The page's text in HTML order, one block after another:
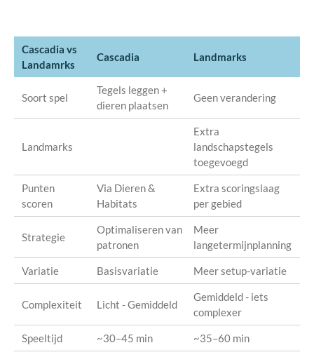
Cascadia vs
Landamrks
Cascadia Landmarks
Soort spel
Tegels leggen +
dieren plaatsen
Geen verandering
Landmarks
Extra
landschapstegels
toegevoegd
Punten
scoren
Via Dieren &
Habitats
Extra scoringslaag
per gebied
Strategie
Optimaliseren van
patronen
Meer
langetermijnplanning
Variatie Basisvariatie Meer setup-variatie
Complexiteit Licht - Gemiddeld
Gemiddeld - iets
complexer
Speeltijd ~30–45 min ~35–60 min